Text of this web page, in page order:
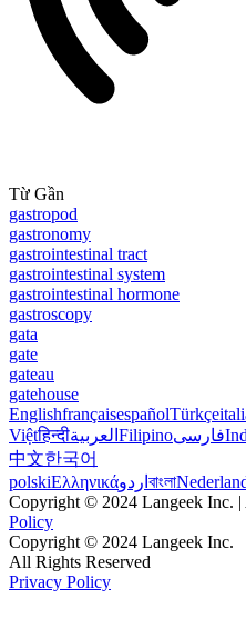
Từ Gần
gastropod
gastronomy
gastrointestinal tract
gastrointestinal system
gastrointestinal hormone
gastroscopy
gata
gate
gateau
gatehouse
EnglishfrançaisespañolTürkçe
Việtहिन्दीالعربية Filipinoفارسی
中文한국어
polskiΕλληνικάاردو বাংলা
Copyright © 2024 Langeek Inc. |
Policy
Copyright © 2024 Langeek Inc.
All Rights Reserved
Privacy Policy